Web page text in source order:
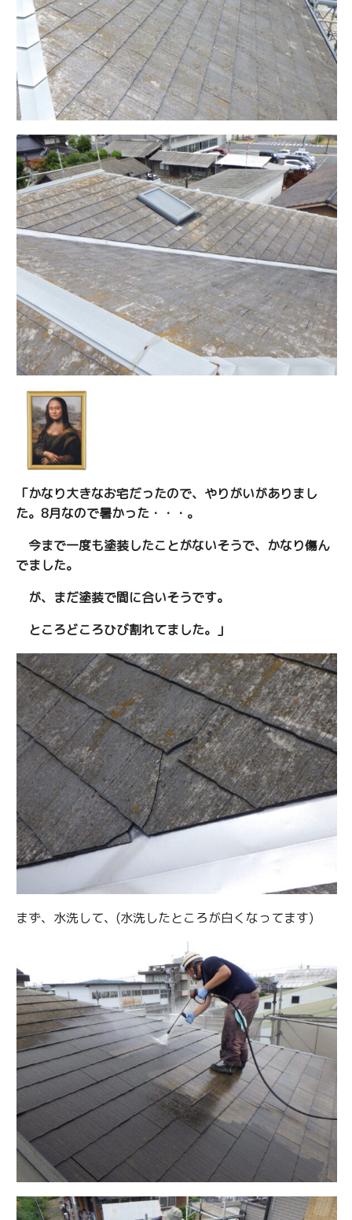
「かなり大きなお宅だったので、やりがいがありまし
た。8月なので暑かった・・・。
今まで一度も塗装したことがないそうで、かなり傷ん
でました。
が、まだ塗装で間に合いそうです。
ところどころひび割れてました。」
まず、水洗して、(水洗したところが白くなってます)